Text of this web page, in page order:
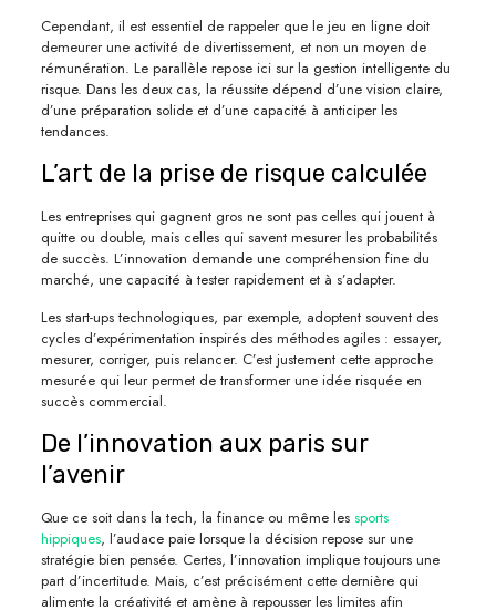
Cependant, il est essentiel de rappeler que le jeu en ligne doit
demeurer une activité de divertissement, et non un moyen de
rémunération. Le parallèle repose ici sur la gestion intelligente du
risque. Dans les deux cas, la réussite dépend d’une vision claire,
d’une préparation solide et d’une capacité à anticiper les
tendances.
L’art de la prise de risque calculée
Les entreprises qui gagnent gros ne sont pas celles qui jouent à
quitte ou double, mais celles qui savent mesurer les probabilités
de succès. L’innovation demande une compréhension fine du
marché, une capacité à tester rapidement et à s’adapter.
Les start-ups technologiques, par exemple, adoptent souvent des
cycles d’expérimentation inspirés des méthodes agiles : essayer,
mesurer, corriger, puis relancer. C’est justement cette approche
mesurée qui leur permet de transformer une idée risquée en
succès commercial.
De l’innovation aux paris sur
l’avenir
Que ce soit dans la tech, la finance ou même les sports
hippiques, l’audace paie lorsque la décision repose sur une
stratégie bien pensée. Certes, l’innovation implique toujours une
part d’incertitude. Mais, c’est précisément cette dernière qui
alimente la créativité et amène à repousser les limites afin